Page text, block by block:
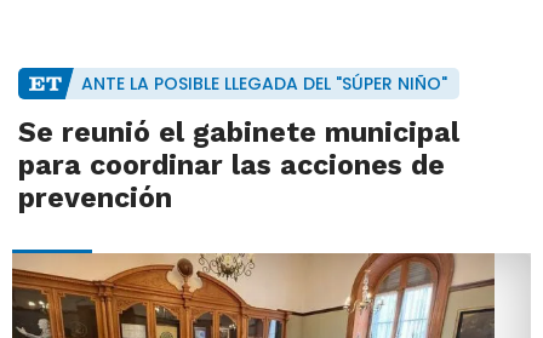
ANTE LA POSIBLE LLEGADA DEL "SÚPER NIÑO"
Se reunió el gabinete municipal
para coordinar las acciones de
prevención